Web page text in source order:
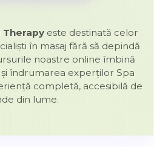
Therapy este destinată celor
în masaj fără să depindă
noastre online îmbină
îndrumarea experților Spa
completă, accesibilă de
din lume.